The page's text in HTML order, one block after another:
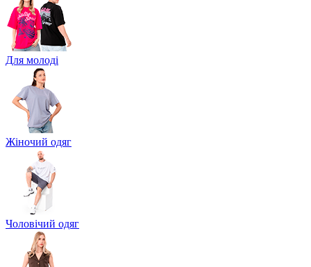
Для молоді
Жіночий одяг
Чоловічий одяг